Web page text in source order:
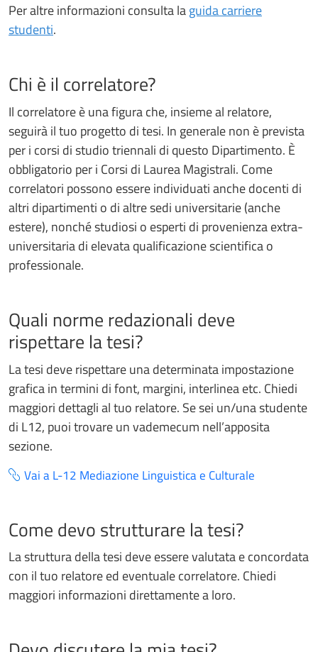
Per altre informazioni consulta laguida carriere
studenti.
Chi è il correlatore?
Il correlatore è una figura che, insieme al relatore,
seguirà il tuo progetto di tesi. In generale non è prevista
per i corsi di studio triennali di questo Dipartimento. È
obbligatorio per i Corsi di Laurea Magistrali. Come
correlatori possono essere individuati anche docenti di
altri dipartimenti o di altre sedi universitarie (anche
estere), nonché studiosi o esperti di provenienza extra-
universitaria di elevata qualificazione scientifica o
professionale.
Quali norme redazionali deve
rispettare la tesi?
La tesi deve rispettare una determinata impostazione
grafica in termini di font, margini, interlinea etc. Chiedi
maggiori dettagli al tuo relatore. Se sei un/una studente
di L12, puoi trovare un vademecum nell’apposita
sezione.
Vai a L-12 Mediazione Linguistica e Culturale
Come devo strutturare la tesi?
La struttura della tesi deve essere valutata e concordata
con il tuo relatore ed eventuale correlatore. Chiedi
maggiori informazioni direttamente a loro.